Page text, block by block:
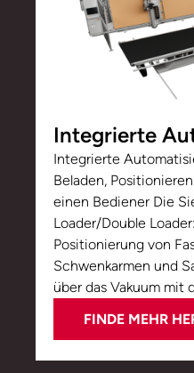
Integrierte
Integrierte
Beladen,
einen Bediener Die
Loader/Double
Positionierung von
Schwenkarmen und
über das Vakuum mit
FINDE MEHR